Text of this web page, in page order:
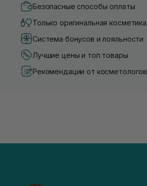
Безопасные способы оплаты
Только оригинальная косметика
Система бонусов и лояльности
Лучшие цены и топ товары
Рекомендации от косметологов